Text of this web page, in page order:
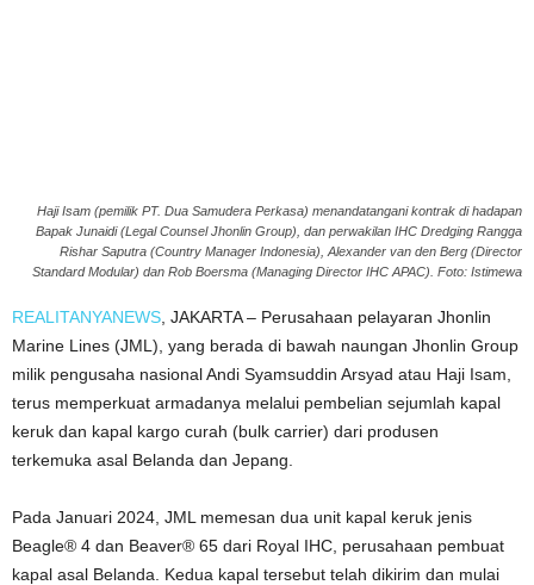
Haji Isam (pemilik PT. Dua Samudera Perkasa) menandatangani kontrak di hadapan
Bapak Junaidi (Legal Counsel Jhonlin Group), dan perwakilan IHC Dredging Rangga
Rishar Saputra (Country Manager Indonesia), Alexander van den Berg (Director
Standard Modular) dan Rob Boersma (Managing Director IHC APAC). Foto: Istimewa
REALITANYANEWS , JAKARTA – Perusahaan pelayaran Jhonlin
Marine Lines (JML), yang berada di bawah naungan Jhonlin Group
milik pengusaha nasional Andi Syamsuddin Arsyad atau Haji Isam,
terus memperkuat armadanya melalui pembelian sejumlah kapal
keruk dan kapal kargo curah (bulk carrier) dari produsen
terkemuka asal Belanda dan Jepang.
Pada Januari 2024, JML memesan dua unit kapal keruk jenis
Beagle® 4 dan Beaver® 65 dari Royal IHC, perusahaan pembuat
kapal asal Belanda. Kedua kapal tersebut telah dikirim dan mulai